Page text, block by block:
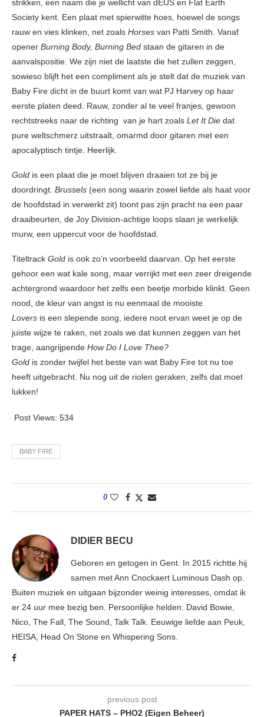
strikken, een naam die je wellicht van dEUS en Flat Earth
Society kent. Een plaat met spierwitte hoes, hoewel de songs
rauw en vies klinken, net zoals Horses van Patti Smith. Vanaf
opener Burning Body, Burning Bed staan de gitaren in de
aanvalspositie. We zijn niet de laatste die het zullen zeggen,
sowieso blijft het een compliment als je stelt dat de muziek van
Baby Fire dicht in de buurt komt van wat PJ Harvey op haar
eerste platen deed. Rauw, zonder al te veel franjes, gewoon
rechtstreeks naar de richting van je hart zoals Let It Die dat
pure weltschmerz uitstraalt, omarmd door gitaren met een
apocalyptisch tintje. Heerlijk.
Gold is een plaat die je moet blijven draaien tot ze bij je
doordringt. Brussels (een song waarin zowel liefde als haat voor
de hoofdstad in verwerkt zit) toont pas zijn pracht na een paar
draaibeurten, de Joy Division-achtige loops slaan je werkelijk
murw, een uppercut voor de hoofdstad.
Titeltrack Gold is ook zo’n voorbeeld daarvan. Op het eerste
gehoor een wat kale song, maar verrijkt met een zeer dreigende
achtergrond waardoor het zelfs een beetje morbide klinkt. Geen
nood, de kleur van angst is nu eenmaal de mooiste.
Lovers is een slepende song, iedere noot ervan weet je op de
juiste wijze te raken, net zoals we dat kunnen zeggen van het
trage, aangrijpende How Do I Love Thee?
Gold is zonder twijfel het beste van wat Baby Fire tot nu toe
heeft uitgebracht. Nu nog uit de riolen geraken, zelfs dat moet
lukken!
Post Views: 534
BABY FIRE
0
DIDIER BECU
Geboren en getogen in Gent. In 2015 richtte hij
samen met Ann Cnockaert Luminous Dash op.
Buiten muziek en uitgaan bijzonder weinig interesses, omdat ik
er 24 uur mee bezig ben. Persoonlijke helden: David Bowie,
Nico, The Fall, The Sound, Talk Talk. Eeuwige liefde aan Peuk,
HEISA, Head On Stone en Whispering Sons.
previous post
PAPER HATS – PHO2 (Eigen Beheer)